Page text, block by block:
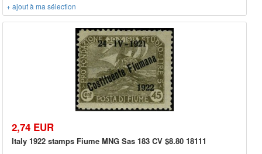
+ ajout à ma sélection
2,74 EUR
Italy 1922 stamps Fiume MNG Sas 183 CV $8.80 18111